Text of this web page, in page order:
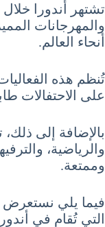
تشتهر أندورا
والمهرجانات
أنحاء العالم.
تُنظم هذه
على الاحتفالات
بالإضافة إلى ذلك،
والرياضية،
وممتعة.
فيما يلي نستعرض
التي تُقام في